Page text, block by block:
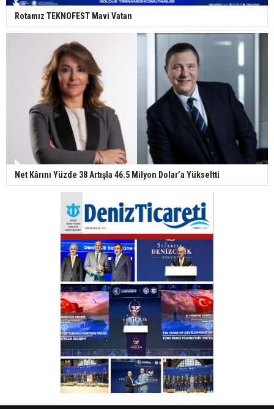
Rotamız TEKNOFEST Mavi Vatan
Net Kârını Yüzde 38 Artışla 46.5 Milyon Dolar’a Yükseltti